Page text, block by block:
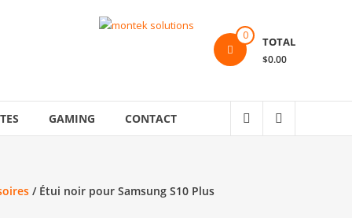
0 TOTAL
$0.00
GAMING CONTACT
/ Étui noir pour Samsung S10 Plus